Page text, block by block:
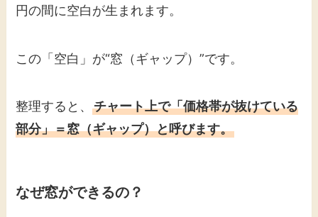
円の間に空白が生まれます。
この「空白」が“窓（ギャップ）”です。
整理すると、チャート上で「価格帯が抜けている
部分」＝窓（ギャップ）と呼びます。
なぜ窓ができるの？